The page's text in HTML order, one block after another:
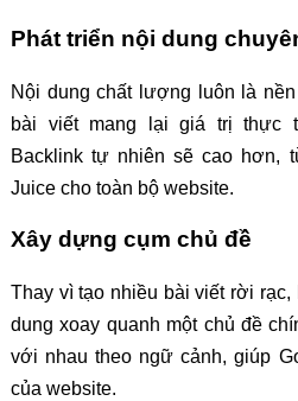
Phát triển nội dung
Nội dung chất lượng luôn là
bài viết mang lại giá trị thực
Backlink tự nhiên sẽ cao hơn,
Juice cho toàn bộ website.
Xây dựng cụm chủ đề
Thay vì tạo nhiều bài viết rời
dung xoay quanh một chủ đề
với nhau theo ngữ cảnh, giúp
của website.